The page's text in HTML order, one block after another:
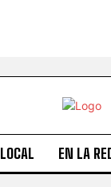
LOCAL EN LA